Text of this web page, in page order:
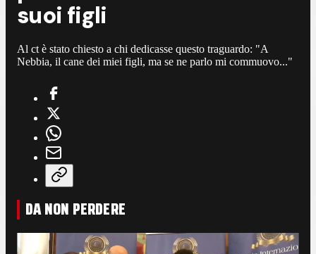
suoi figli
Al ct è stato chiesto a chi dedicasse questo traguardo: "A
Nebbia, il cane dei miei figli, ma se ne parlo mi commuovo..."
DA NON PERDERE